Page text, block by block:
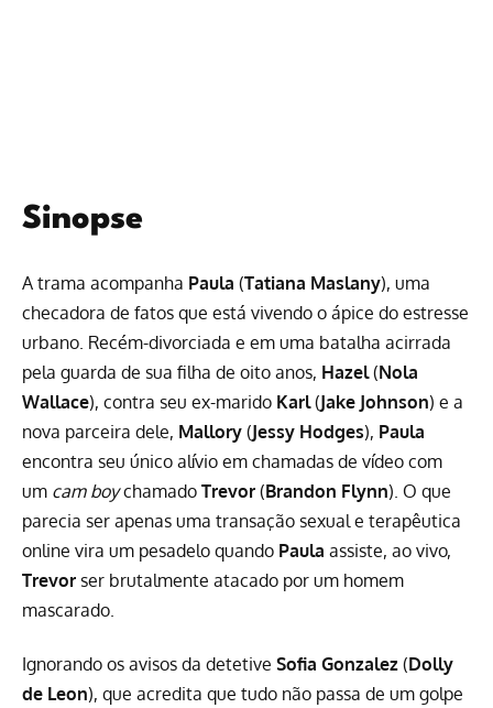
Sinopse
A trama acompanha Paula (Tatiana Maslany), uma
checadora de fatos que está vivendo o ápice do estresse
urbano. Recém-divorciada e em uma batalha acirrada
pela guarda de sua filha de oito anos, Hazel(Nola
Wallace), contra seu ex-marido Karl(Jake Johnson) e a
nova parceira dele, Mallory (Jessy Hodges), Paula
encontra seu único alívio em chamadas de vídeo com
um cam boychamado Trevor (Brandon Flynn). O que
parecia ser apenas uma transação sexual e terapêutica
online vira um pesadelo quando Paula assiste, ao vivo,
Trevor ser brutalmente atacado por um homem
mascarado.
Ignorando os avisos da detetive Sofia Gonzalez (Dolly
de Leon), que acredita que tudo não passa de um golpe